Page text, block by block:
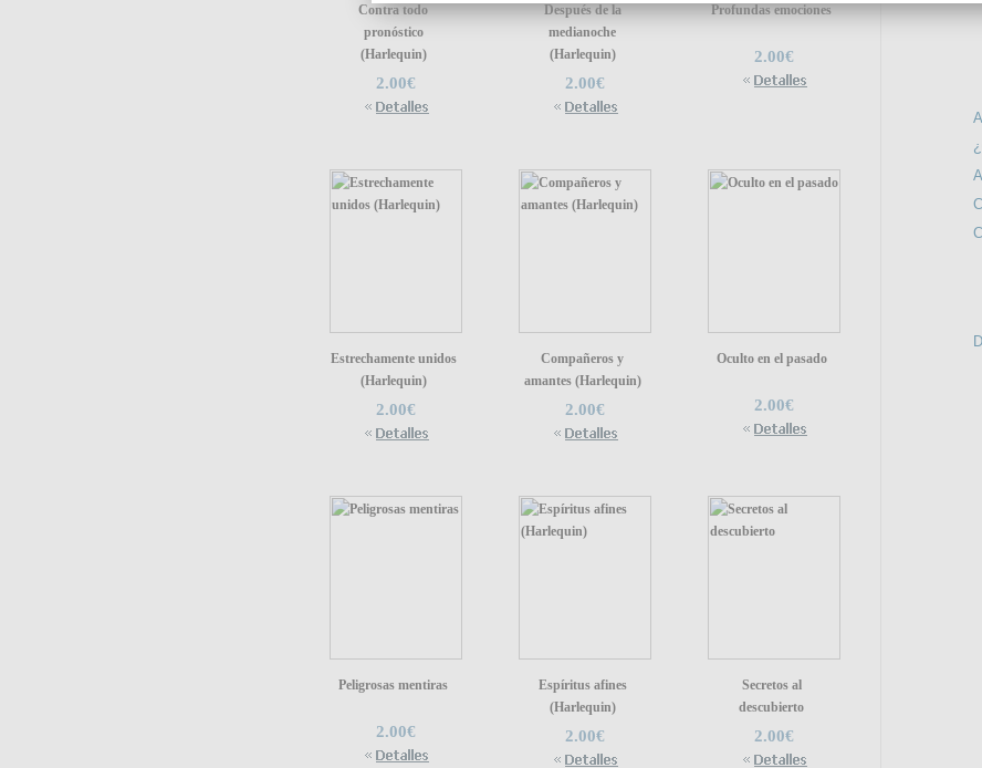
Contra todo
pronóstico
(Harlequin)
2.00€
Después de la
medianoche
(Harlequin)
2.00€
Profundas emociones
2.00€
Estrechamente unidos
(Harlequin)
2.00€
Compañeros y
amantes (Harlequin)
2.00€
Oculto en el pasado
2.00€
Peligrosas mentiras
2.00€
Espíritus afines
(Harlequin)
2.00€
Secretos al
descubierto
2.00€